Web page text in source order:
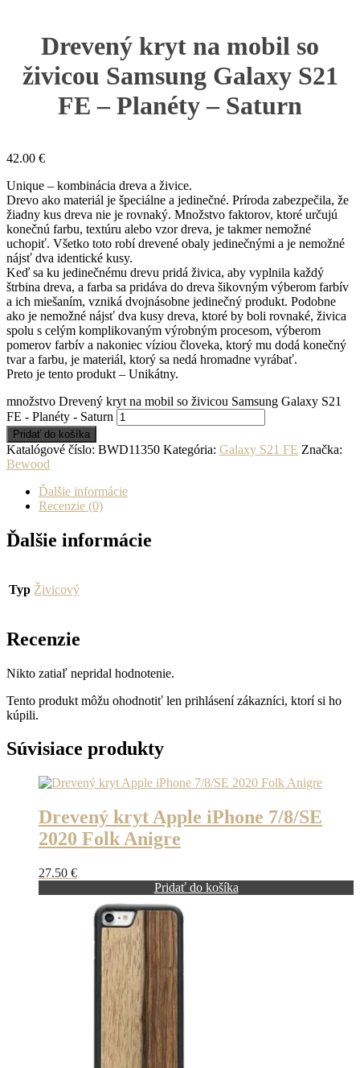
Drevený kryt na mobil so
živicou Samsung Galaxy S21
FE – Planéty – Saturn
42.00 €
Unique – kombinácia dreva a živice.
Drevo ako materiál je špeciálne a jedinečné. Príroda zabezpečila, že
žiadny kus dreva nie je rovnaký. Množstvo faktorov, ktoré určujú
konečnú farbu, textúru alebo vzor dreva, je takmer nemožné
uchopiť. Všetko toto robí drevené obaly jedinečnými a je nemožné
nájsť dva identické kusy.
Keď sa ku jedinečnému drevu pridá živica, aby vyplnila každý
štrbina dreva, a farba sa pridáva do dreva šikovným výberom farbív
a ich miešaním, vzniká dvojnásobne jedinečný produkt. Podobne
ako je nemožné nájsť dva kusy dreva, ktoré by boli rovnaké, živica
spolu s celým komplikovaným výrobným procesom, výberom
pomerov farbív a nakoniec víziou človeka, ktorý mu dodá konečný
tvar a farbu, je materiál, ktorý sa nedá hromadne vyrábať.
Preto je tento produkt – Unikátny.
množstvo Drevený kryt na mobil so živicou Samsung Galaxy S21
FE - Planéty - Saturn
Pridať do košíka
Katalógové číslo: BWD11350 Kategória: Galaxy S21 FE Značka:
Bewood
Ďalšie informácie
Recenzie (0)
Ďalšie informácie
Typ Živicový
Recenzie
Nikto zatiaľ nepridal hodnotenie.
Tento produkt môžu ohodnotiť len prihlásení zákazníci, ktorí si ho
kúpili.
Súvisiace produkty
Drevený kryt Apple iPhone 7/8/SE
2020 Folk Anigre
27.50 €
Pridať do košíka